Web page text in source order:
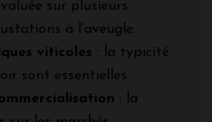
sur plusieurs
à l’aveugle.
viticoles : la typicité
sont essentielles.
: la